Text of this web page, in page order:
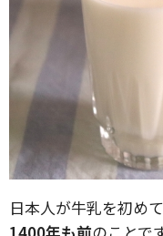
日本人が牛乳を初め